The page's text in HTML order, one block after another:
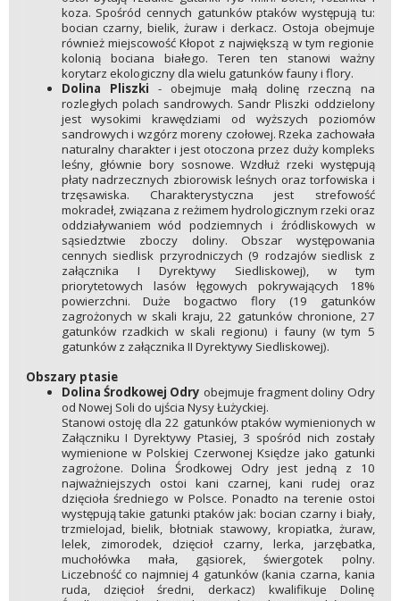
koza. Spośród cennych gatunków ptaków występują tu:
bocian czarny, bielik, żuraw i derkacz. Ostoja obejmuje
również miejscowość Kłopot z największą w tym regionie
kolonią bociana białego. Teren ten stanowi ważny
korytarz ekologiczny dla wielu gatunków fauny i flory.
Dolina Pliszki- obejmuje małą dolinę rzeczną na
rozległych polach sandrowych. Sandr Pliszki oddzielony
jest wysokimi krawędziami od wyższych poziomów
sandrowych i wzgórz moreny czołowej. Rzeka zachowała
naturalny charakter i jest otoczona przez duży kompleks
leśny, głównie bory sosnowe. Wzdłuż rzeki występują
płaty nadrzecznych zbiorowisk leśnych oraz torfowiska i
trzęsawiska. Charakterystyczna jest strefowość
mokradeł, związana z reżimem hydrologicznym rzeki oraz
oddziaływaniem wód podziemnych i źródliskowych w
sąsiedztwie zboczy doliny. Obszar występowania
cennych siedlisk przyrodniczych (9 rodzajów siedlisk z
załącznika I Dyrektywy Siedliskowej), w tym
priorytetowych lasów łęgowych pokrywających 18%
powierzchni. Duże bogactwo flory (19 gatunków
zagrożonych w skali kraju, 22 gatunków chronione, 27
gatunków rzadkich w skali regionu) i fauny (w tym 5
gatunków z załącznika II Dyrektywy Siedliskowej).
Obszary ptasie
Dolina Środkowej Odry obejmuje fragment doliny Odry
od Nowej Soli do ujścia Nysy Łużyckiej.
Stanowi ostoję dla 22 gatunków ptaków wymienionych w
Załączniku I Dyrektywy Ptasiej, 3 spośród nich zostały
wymienione w Polskiej Czerwonej Księdze jako gatunki
zagrożone. Dolina Środkowej Odry jest jedną z 10
najważniejszych ostoi kani czarnej, kani rudej oraz
dzięcioła średniego w Polsce. Ponadto na terenie ostoi
występują takie gatunki ptaków jak: bocian czarny i biały,
trzmielojad, bielik, błotniak stawowy, kropiatka, żuraw,
lelek, zimorodek, dzięcioł czarny, lerka, jarzębatka,
muchołówka mała, gąsiorek, świergotek polny.
Liczebność co najmniej 4 gatunków (kania czarna, kania
ruda, dzięcioł średni, derkacz) kwalifikuje Dolinę